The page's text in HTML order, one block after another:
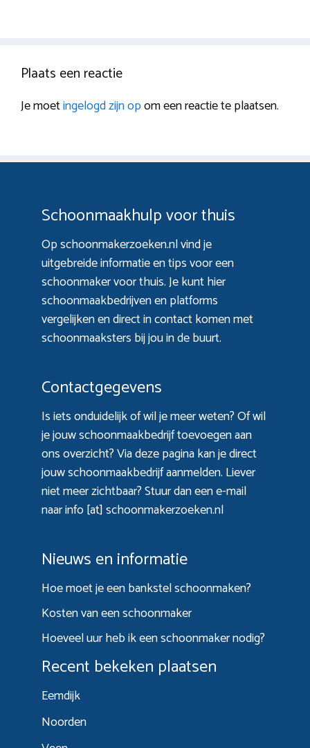
Plaats een reactie
Je moetingelogd zijn opom een reactie te plaatsen.
Schoonmaakhulp voor thuis
Op schoonmakerzoeken.nl vind je
uitgebreide informatie en tips voor een
schoonmaker voor thuis. Je kunt hier
schoonmaakbedrijven en platforms
vergelijken en direct in contact komen met
schoonmaaksters bij jou in de buurt.
Contactgegevens
Is iets onduidelijk of wil je meer weten? Of wil
je jouw schoonmaakbedrijf toevoegen aan
ons overzicht? Viadeze paginakan je direct
jouw schoonmaakbedrijf aanmelden. Liever
niet meer zichtbaar? Stuur dan een e-mail
naar info [at] schoonmakerzoeken.nl
Nieuws en informatie
Hoe moet je een bankstel schoonmaken?
Kosten van een schoonmaker
Hoeveel uur heb ik een schoonmaker nodig?
Recent bekeken plaatsen
Eemdijk
Noorden